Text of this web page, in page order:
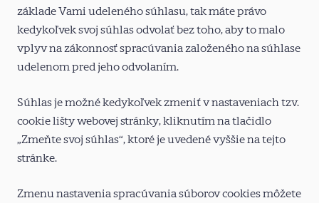
základe Vami udeleného súhlasu, tak máte právo
kedykoľvek svoj súhlas odvolať bez toho, aby to malo
vplyv na zákonnosť spracúvania založeného na súhlase
udelenom pred jeho odvolaním.
Súhlas je možné kedykoľvek zmeniť v nastaveniach tzv.
cookie lišty webovej stránky, kliknutím na tlačidlo
„Zmeňte svoj súhlas“, ktoré je uvedené vyššie na tejto
stránke.
Zmenu nastavenia spracúvania súborov cookies môžete